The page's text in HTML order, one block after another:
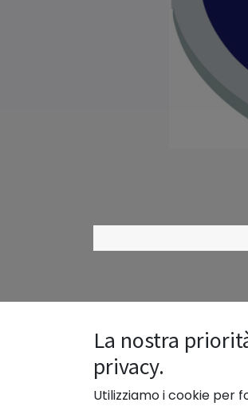
La nostra
privacy.
Utilizziamo i cookie per